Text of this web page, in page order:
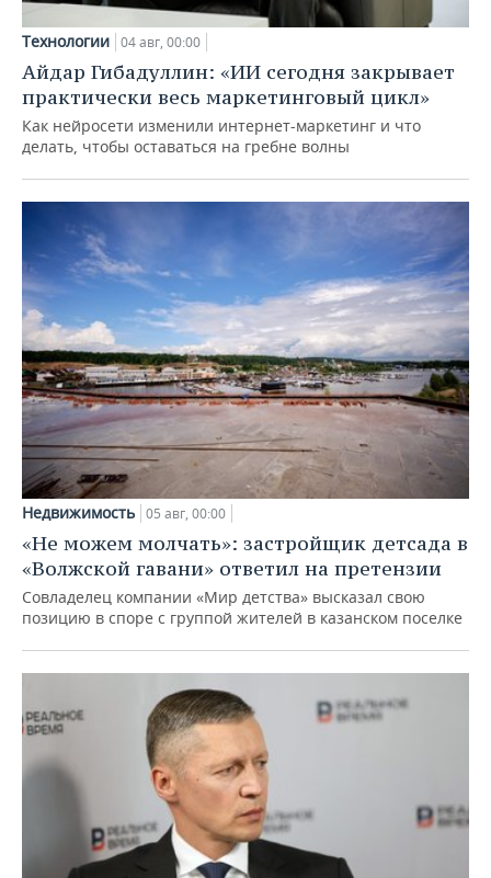
Технологии 04 авг, 00:00
Айдар Гибадуллин: «ИИ сегодня закрывает
практически весь маркетинговый цикл»
Как нейросети изменили интернет-маркетинг и что
делать, чтобы оставаться на гребне волны
Недвижимость 05 авг, 00:00
«Не можем молчать»: застройщик детсада в
«Волжской гавани» ответил на претензии
Совладелец компании «Мир детства» высказал свою
позицию в споре с группой жителей в казанском поселке